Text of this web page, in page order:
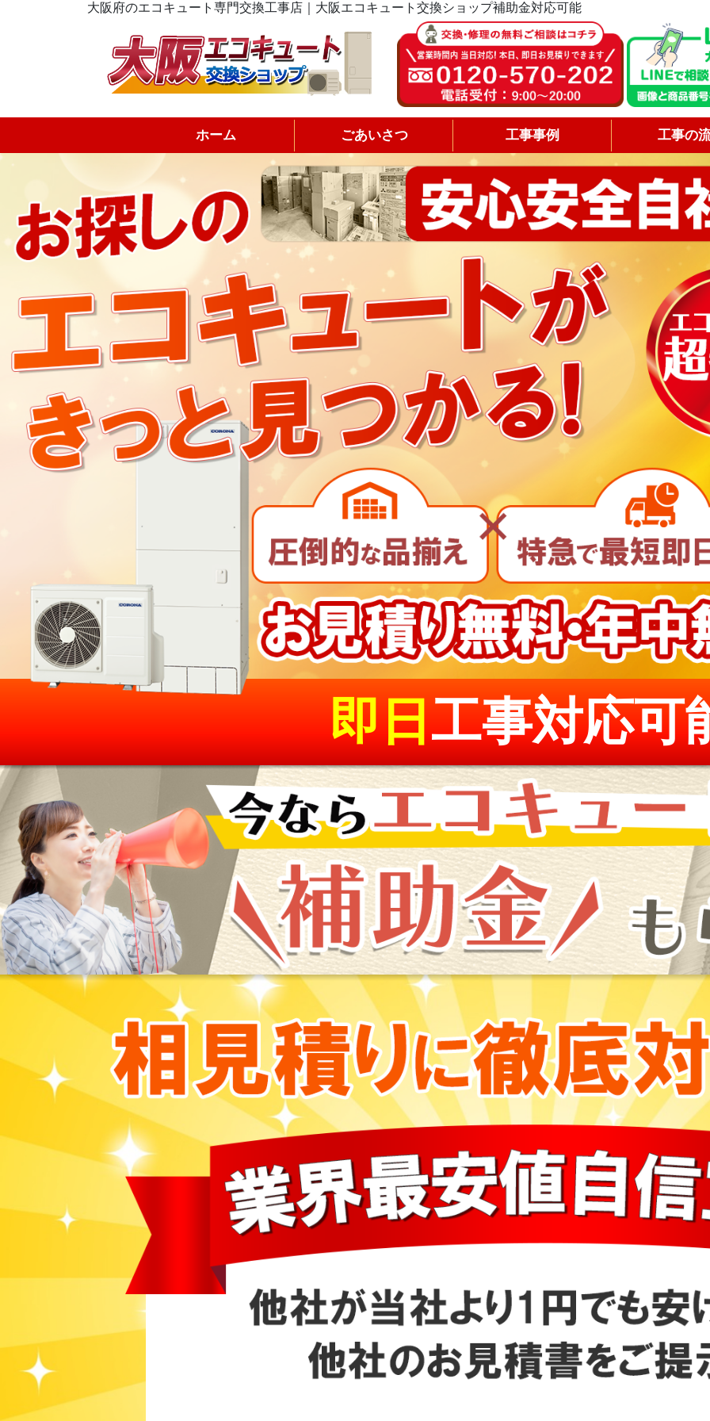
大阪府のエコキュート専門交換工事店｜大阪エコキュート交換ショップ補助金対応可能
ホーム ごあいさつ 工事事例 工事の
即日工事対応可